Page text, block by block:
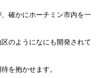
確かにホーチミン市内を一
のようになにも開発されて
を抱かせます。